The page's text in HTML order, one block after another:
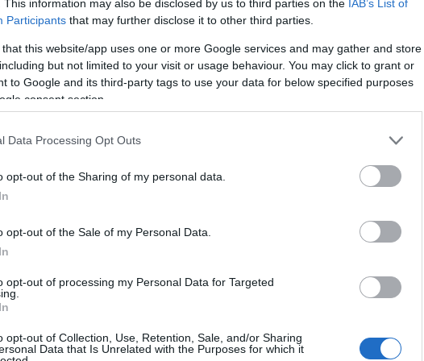
This information may also be disclosed by us to third parties on the IAB’s List of
Participants that may further disclose it to other third parties.
that this website/app uses one or more Google services and may gather and store
but not limited to your visit or usage behaviour. You may click to grant or
to Google and its third-party tags to use your data for below specified purposes
consent section.
Data Processing Opt Outs
opt-out of the Sharing of my personal data.
opt-out of the Sale of my Personal Data.
opt-out of processing my Personal Data for Targeted
opt-out of Collection, Use, Retention, Sale, and/or Sharing
Data that Is Unrelated with the Purposes for which it
az illatmentes krémdezodort azon
miatt nem használhatnak
anyukák, akiknek kisbabái
illatára. A kizárólag shea-
tartalmazó illatmentes
hatását, így illóolajok
a nyári fokozott izzadás elkerülése
dezodorjainktól eltérően
hogy egytől egyig garantáltan
vegyülettől mentes, 100%-ban
elősegítheted, hogy a